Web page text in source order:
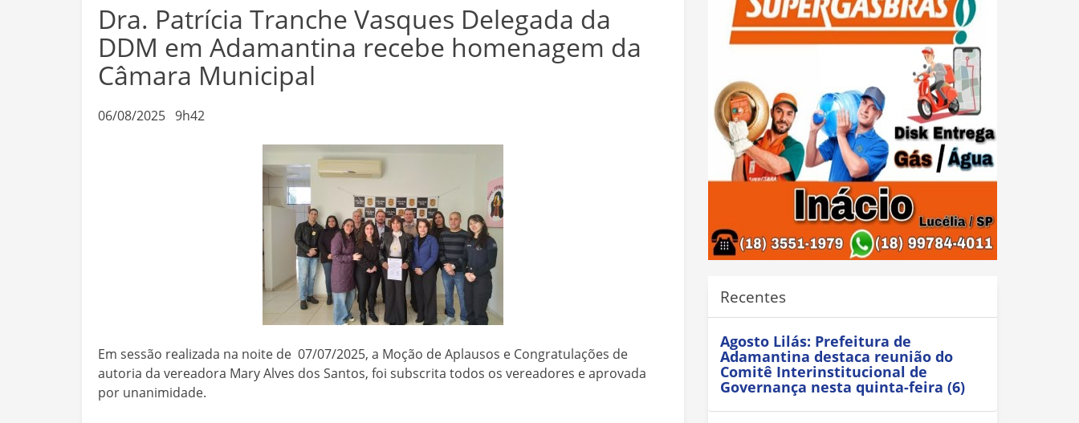
Dra. Patrícia Tranche Vasques Delegada da
DDM em Adamantina recebe homenagem da
Câmara Municipal
06/08/2025 9h42
Em sessão realizada na noite de 07/07/2025, a Moção de Aplausos e Congratulações de
autoria da vereadora Mary Alves dos Santos, foi subscrita todos os vereadores e aprovada
por unanimidade.
Recentes
Agosto Lilás: Prefeitura de
Adamantina destaca reunião do
Comitê Interinstitucional de
Governança nesta quinta-feira (6)